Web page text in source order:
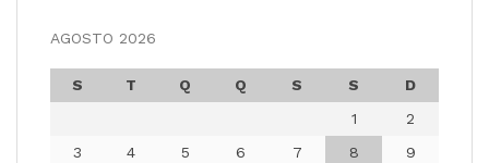
AGOSTO 2026
S T Q Q S S
D
1
2
3
4 5 6 7 8
9